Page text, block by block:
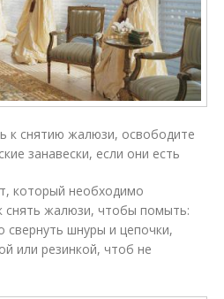
к снятию жалюзи, освободите
занавески, если они есть
который необходимо
снять жалюзи, чтобы помыть:
свернуть шнуры и цепочки,
или резинкой, чтоб не